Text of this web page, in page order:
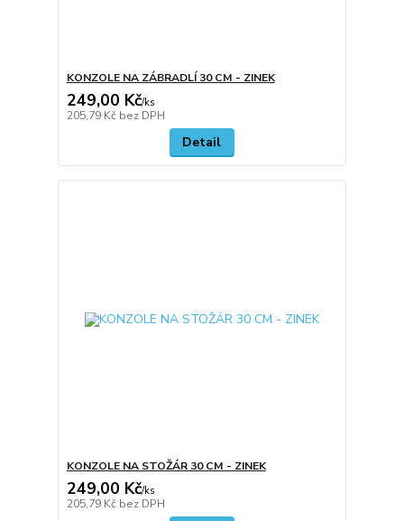
KONZOLE NA ZÁBRADLÍ 30 CM - ZINEK
249,00 Kč/ks
205,79 Kč bez DPH
Detail
KONZOLE NA STOŽÁR 30 CM - ZINEK
249,00 Kč/ks
205,79 Kč bez DPH